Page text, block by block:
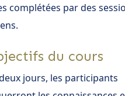
complétées par des
du cours
jours, les participants